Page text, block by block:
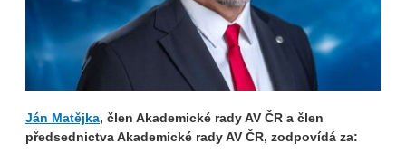
Ján Matějka, člen Akademické rady AV ČR a člen
předsednictva Akademické rady AV ČR, zodpovídá za: